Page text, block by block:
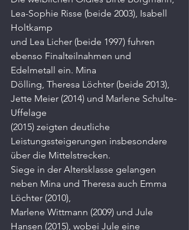
Lea-Sophie Risse (beide 2003), Isabell
Holtkamp
und Lea Licher (beide 1997) fuhren
ebenso Finalteilnahmen und
Edelmetall ein. Mina
Dölling, Theresa Löchter (beide 2013),
Jette Meier (2014) und Marlene Schulte-
Uffelage
(2015) zeigten deutliche
Leistungssteigerungen insbesondere
über die Mittelstrecken.
Siege in der Altersklasse gelangen
neben Mina und Theresa auch Emma
Löchter (2010),
Marlene Wittmann (2009) und Jule
Hansen (2015), wobei Jule eine